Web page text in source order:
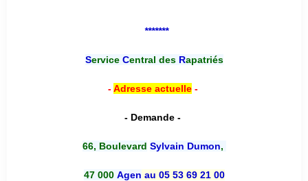
*******
Service Central desRapatriés
-Adresse actuelle-
- Demande -
66, Boulevard Sylvain Dumon,
47 000 Agen au 05 53 69 21 00